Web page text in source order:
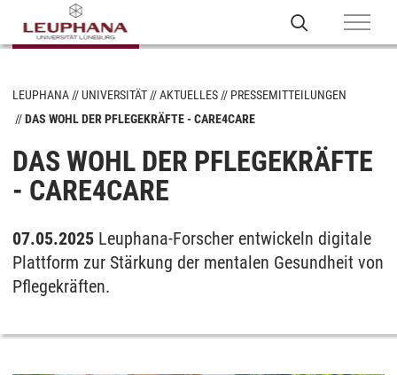
LEUPHANA UNIVERSITÄT AKTUELLES
PRESSEMITTEILUNGEN
DAS WOHL DER PFLEGEKRÄFTE - CARE4CARE
DAS WOHL DER PFLEGEKRÄFTE
- CARE4CARE
07.05.2025 Leuphana-Forscher entwickeln digitale
Plattform zur Stärkung der mentalen Gesundheit von
Pflegekräften.